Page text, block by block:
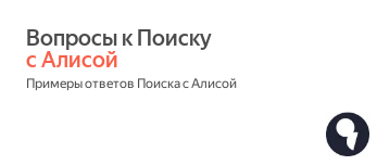
с Алисой
Примеры ответов Поиска с Алисой